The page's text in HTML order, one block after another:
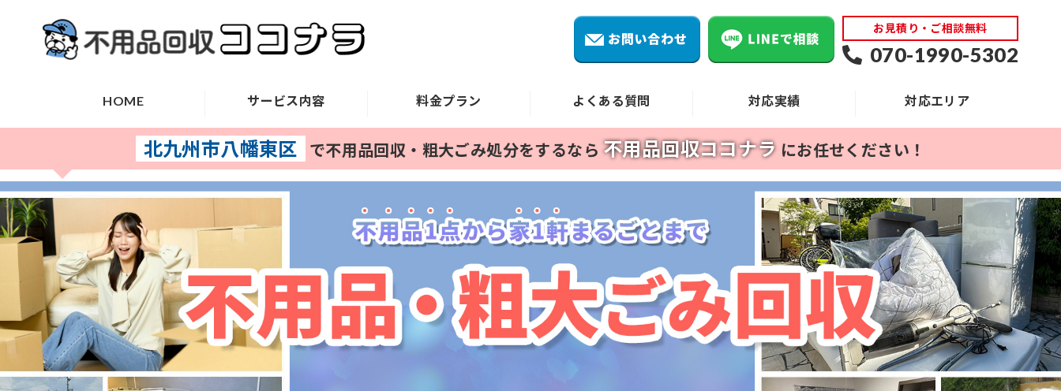
お見積り・ご相談無料
070-1990-5302
HOME サービス内容 料金プラン よくある質問 対応実績 対応エリア
北九州市八幡東区 で不用品回収・粗大ごみ処分をするなら 不用品回収ココナラ にお任せください！
不用品・粗大ごみ回収
遺品整理・生前整理
料金プラン
よくある質問
対応実績